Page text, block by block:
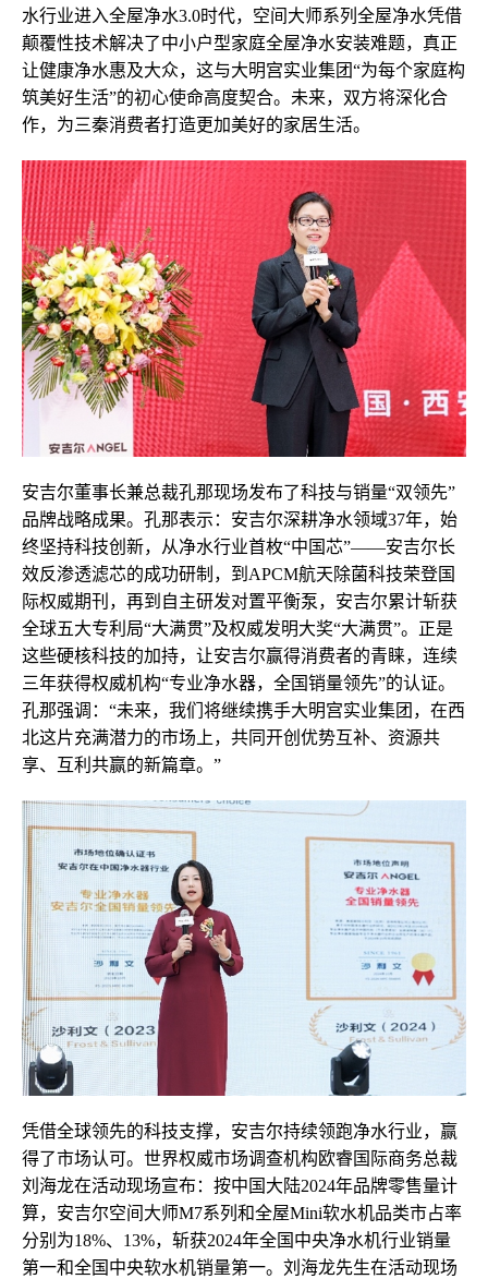
水行业进入全屋净水3.0时代，空间大师系列全屋净水凭借
颠覆性技术解决了中小户型家庭全屋净水安装难题，真正
让健康净水惠及大众，这与大明宫实业集团“为每个家庭构
筑美好生活”的初心使命高度契合。未来，双方将深化合
作，为三秦消费者打造更加美好的家居生活。
安吉尔董事长兼总裁孔那现场发布了科技与销量“双领先”
品牌战略成果。孔那表示：安吉尔深耕净水领域37年，始
终坚持科技创新，从净水行业首枚“中国芯”——安吉尔长
效反渗透滤芯的成功研制，到APCM航天除菌科技荣登国
际权威期刊，再到自主研发对置平衡泵，安吉尔累计斩获
全球五大专利局“大满贯”及权威发明大奖“大满贯”。正是
这些硬核科技的加持，让安吉尔赢得消费者的青睐，连续
三年获得权威机构“专业净水器，全国销量领先”的认证。
孔那强调：“未来，我们将继续携手大明宫实业集团，在西
北这片充满潜力的市场上，共同开创优势互补、资源共
享、互利共赢的新篇章。”
凭借全球领先的科技支撑，安吉尔持续领跑净水行业，赢
得了市场认可。世界权威市场调查机构欧睿国际商务总裁
刘海龙在活动现场宣布：按中国大陆2024年品牌零售量计
算，安吉尔空间大师M7系列和全屋Mini软水机品类市占率
分别为18%、13%，斩获2024年全国中央净水机行业销量
第一和全国中央软水机销量第一。刘海龙先生在活动现场